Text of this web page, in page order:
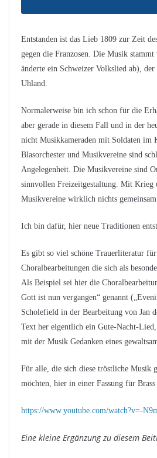
Entstanden ist das Lieb 1809 zur Zeit
gegen die Franzosen. Die Musik
änderte ein Schweizer Volkslied ab),
Uhland.
Normalerweise bin ich schon für die
aber gerade in diesem Fall und in der
nicht Musikkameraden mit Soldaten im
Blasorchester und Musikvereine sind
Angelegenheit. Die Musikvereine sind
sinnvollen Freizeitgestaltung. Mit Krieg
Musikvereine wirklich nichts gemeinsam.
Ich bin dafür, hier neue Traditionen
Es gibt so viel schöne Trauerliteratur
Choralbearbeitungen die sich als
Als Beispiel sei hier die
Gott ist nun vergangen“ genannt
Scholefield in der Bearbeitung von Jan
Text her eigentlich ein Gute-Nacht-
mit der Musik Gedanken eines
Für alle, die sich diese tröstliche Musik
möchten, hier in einer Fassung für Brass
https://www.youtube.com/watch?v=-
Eine kleine Ergänzung zu diesem